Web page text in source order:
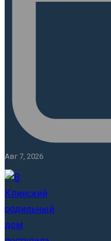
Авг 7, 2026